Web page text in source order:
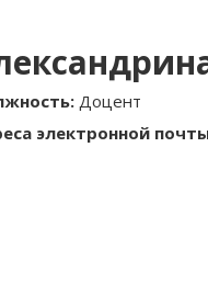
Доцент
электронной